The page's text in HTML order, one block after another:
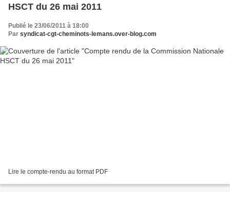
HSCT du 26 mai 2011
Publié le 23/06/2011 à 18:00
Par syndicat-cgt-cheminots-lemans.over-blog.com
Lire le compte-rendu au format PDF